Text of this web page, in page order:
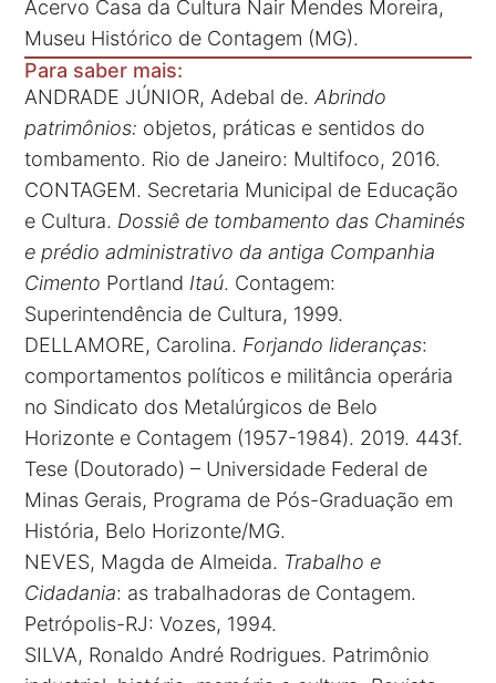
Acervo Casa da Cultura Nair Mendes Moreira,
Museu Histórico de Contagem (MG).
Para saber mais:
ANDRADE JÚNIOR, Adebal de.Abrindo
patrimônios: objetos, práticas e sentidos do
tombamento. Rio de Janeiro: Multifoco, 2016.
CONTAGEM. Secretaria Municipal de Educação
e Cultura. Dossiê de tombamento das Chaminés
e prédio administrativo da antiga Companhia
Cimento Portland Itaú. Contagem:
Superintendência de Cultura, 1999.
DELLAMORE, Carolina. Forjando lideranças:
comportamentos políticos e militância operária
no Sindicato dos Metalúrgicos de Belo
Horizonte e Contagem (1957-1984). 2019. 443f.
Tese (Doutorado) – Universidade Federal de
Minas Gerais, Programa de Pós-Graduação em
História, Belo Horizonte/MG.
NEVES, Magda de Almeida. Trabalho e
Cidadania: as trabalhadoras de Contagem.
Petrópolis-RJ: Vozes, 1994.
SILVA, Ronaldo André Rodrigues. Patrimônio